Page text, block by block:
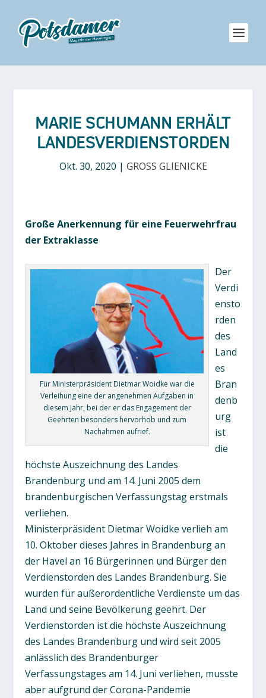
MARIE SCHUMANN ERHÄLT
LANDESVERDIENSTORDEN
Okt. 30, 2020 | GROSS GLIENICKE
Große Anerkennung für eine Feuerwehrfrau
der Extraklasse
Für Ministerpräsident Dietmar Woidke war die
Verleihung eine der angenehmen Aufgaben in
diesem Jahr, bei der er das Engagement der
Geehrten besonders hervorhob und zum
Nachahmen aufrief.
Der
Verdi
ensto
rden
des
Land
es
Bran
denb
urg
ist
die
höchste Auszeichnung des Landes
Brandenburg und am 14. Juni 2005 dem
brandenburgischen Verfassungstag erstmals
verliehen.
Ministerpräsident Dietmar Woidke verlieh am
10. Oktober dieses Jahres in Brandenburg an
der Havel an 16 Bürgerinnen und Bürger den
Verdienstorden des Landes Brandenburg. Sie
wurden für außerordentliche Verdienste um das
Land und seine Bevölkerung geehrt. Der
Verdienstorden ist die höchste Auszeichnung
des Landes Brandenburg und wird seit 2005
anlässlich des Brandenburger
Verfassungstages am 14. Juni verliehen, musste
aber aufgrund der Corona-Pandemie